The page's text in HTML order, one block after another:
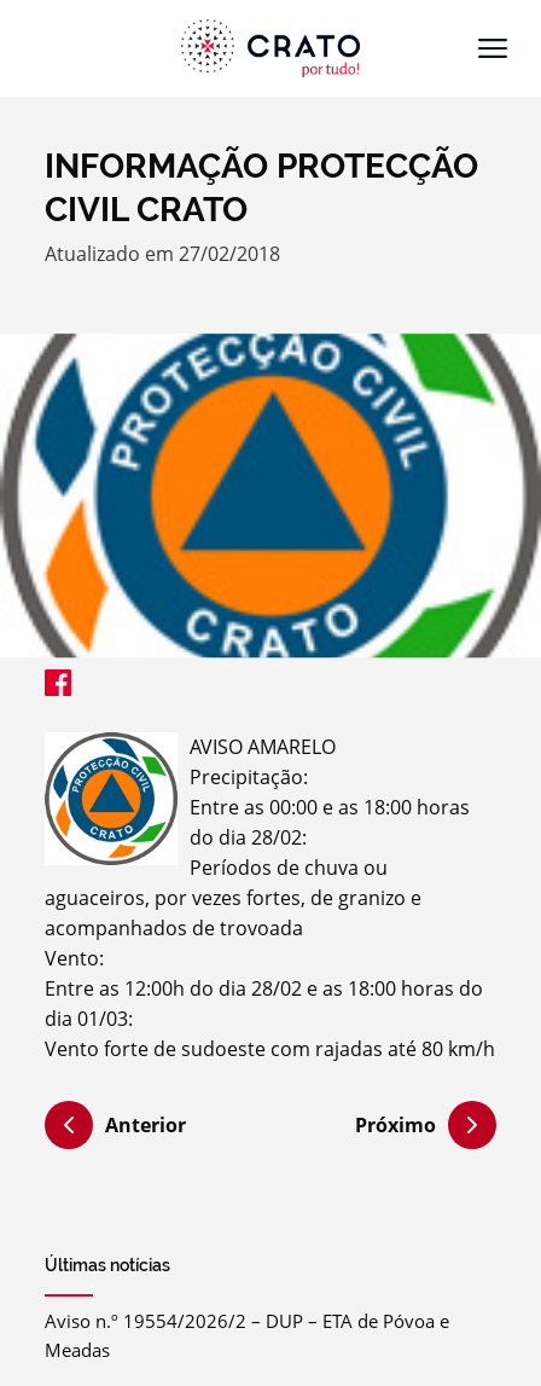
Termo de Pesquisa
Categorias gerais
Filtros
INFORMAÇÃO PROTECÇÃO
CIVIL CRATO
Atualizado em 27/02/2018
AVISO AMARELO
Precipitação:
Entre as 00:00 e as 18:00 horas
do dia 28/02:
Períodos de chuva ou
aguaceiros, por vezes fortes, de granizo e
acompanhados de trovoada
Vento:
Entre as 12:00h do dia 28/02 e as 18:00 horas do
dia 01/03:
Vento forte de sudoeste com rajadas até 80 km/h
Anterior Próximo
Últimas notícias
Aviso n.º 19554/2026/2 – DUP – ETA de Póvoa e
Meadas